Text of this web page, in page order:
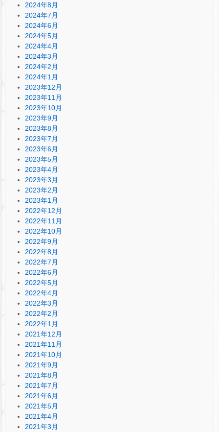
2024年8月
2024年7月
2024年6月
2024年5月
2024年4月
2024年3月
2024年2月
2024年1月
2023年12月
2023年11月
2023年10月
2023年9月
2023年8月
2023年7月
2023年6月
2023年5月
2023年4月
2023年3月
2023年2月
2023年1月
2022年12月
2022年11月
2022年10月
2022年9月
2022年8月
2022年7月
2022年6月
2022年5月
2022年4月
2022年3月
2022年2月
2022年1月
2021年12月
2021年11月
2021年10月
2021年9月
2021年8月
2021年7月
2021年6月
2021年5月
2021年4月
2021年3月